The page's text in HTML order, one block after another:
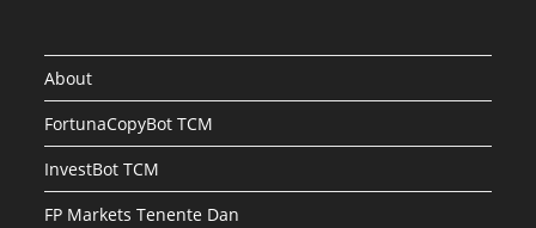
About
FortunaCopyBot TCM
InvestBot TCM
FP Markets Tenente Dan